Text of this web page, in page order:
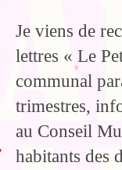
Bibliographie
Edition de
Au temps du
Post-it
Je viens de
lettres « Le
communal
trimestres,
au Conseil
habitants des